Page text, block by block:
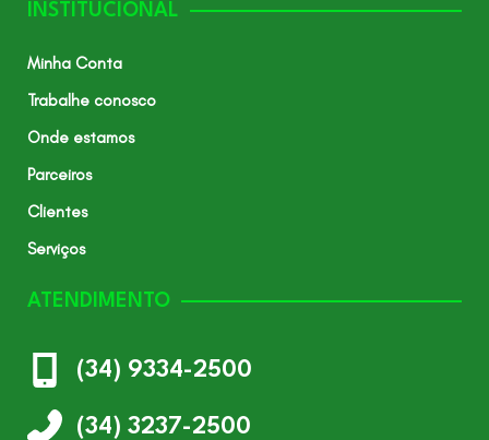
INSTITUCIONAL
Minha Conta
Trabalhe conosco
Onde estamos
Parceiros
Clientes
Serviços
ATENDIMENTO
(34) 9334-2500
(34) 3237-2500